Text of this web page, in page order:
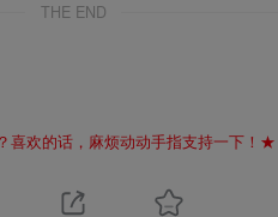
THE END
喜欢的话，麻烦动动手指支持一下！★